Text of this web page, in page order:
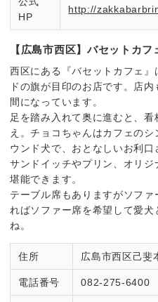
HP
http://
【広島市西区】バセットカフ
西区にある『バセットカフェ
ドの旗が目印のお店です。店
間になっています。
足を踏み入れて奥に進むと、
え。チョコちゃんはカフェの
ウンド犬で、おとなしいお利口
サンドイッチやプリン、オリ
堪能できます。
テーブル席もありますがソフ
ればソファー席を希望して愛
ね。
住所 広島市西区己斐
電話番号 082-275-6400